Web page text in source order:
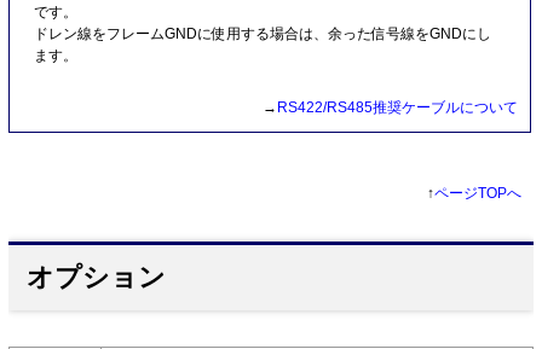
です。
ドレン線をフレームGNDに使用する場合は、余った信号線をGNDにし
ます。
→ RS422/RS485推奨ケーブルについて
↑ページTOPへ
オプション